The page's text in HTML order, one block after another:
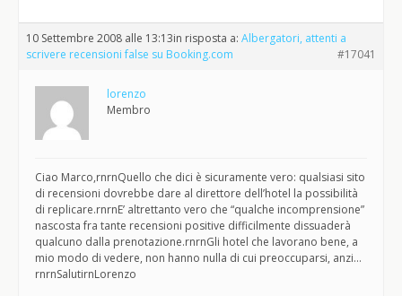
10 Settembre 2008 alle 13:13in risposta a: Albergatori, attenti a
scrivere recensioni false su Booking.com
#17041
lorenzo
Membro
Ciao Marco,rnrnQuello che dici è sicuramente vero: qualsiasi sito
di recensioni dovrebbe dare al direttore dell’hotel la possibilità
di replicare.rnrnE’ altrettanto vero che “qualche incomprensione”
nascosta fra tante recensioni positive difficilmente dissuaderà
qualcuno dalla prenotazione.rnrnGli hotel che lavorano bene, a
mio modo di vedere, non hanno nulla di cui preoccuparsi, anzi…
rnrnSalutirnLorenzo